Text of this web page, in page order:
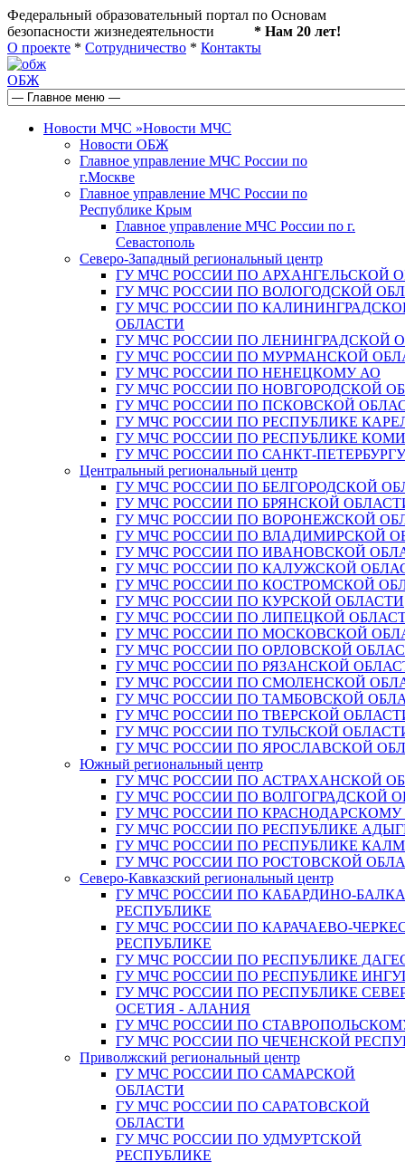
Федеральный образовательный портал по Основам
безопасности жизнедеятельности * Нам 20 лет!
О проекте * Сотрудничество * Контакты
ОБЖ
Новости МЧС »Новости МЧС
Новости ОБЖ
Главное управление МЧС России по
г.Москве
Главное управление МЧС России по
Республике Крым
Главное управление МЧС России по г.
Севастополь
Северо-Западный региональный центр
ГУ МЧС РОССИИ ПО АРХАНГЕЛЬСКОЙ
ГУ МЧС РОССИИ ПО ВОЛОГОДСКОЙ
ГУ МЧС РОССИИ ПО
ОБЛАСТИ
ГУ МЧС РОССИИ ПО ЛЕНИНГРАДСКОЙ
ГУ МЧС РОССИИ ПО МУРМАНСКОЙ
ГУ МЧС РОССИИ ПО НЕНЕЦКОМУ АО
ГУ МЧС РОССИИ ПО НОВГОРОДСКОЙ
ГУ МЧС РОССИИ ПО ПСКОВСКОЙ
ГУ МЧС РОССИИ ПО РЕСПУБЛИКЕ
ГУ МЧС РОССИИ ПО РЕСПУБЛИКЕ КОМИ
ГУ МЧС РОССИИ ПО САНКТ-ПЕТЕРБУРГУ
Центральный региональный центр
ГУ МЧС РОССИИ ПО БЕЛГОРОДСКОЙ
ГУ МЧС РОССИИ ПО БРЯНСКОЙ
ГУ МЧС РОССИИ ПО ВОРОНЕЖСКОЙ
ГУ МЧС РОССИИ ПО ВЛАДИМИРСКОЙ
ГУ МЧС РОССИИ ПО ИВАНОВСКОЙ
ГУ МЧС РОССИИ ПО КАЛУЖСКОЙ
ГУ МЧС РОССИИ ПО КОСТРОМСКОЙ
ГУ МЧС РОССИИ ПО КУРСКОЙ ОБЛАСТИ
ГУ МЧС РОССИИ ПО ЛИПЕЦКОЙ
ГУ МЧС РОССИИ ПО МОСКОВСКОЙ
ГУ МЧС РОССИИ ПО ОРЛОВСКОЙ
ГУ МЧС РОССИИ ПО РЯЗАНСКОЙ
ГУ МЧС РОССИИ ПО СМОЛЕНСКОЙ
ГУ МЧС РОССИИ ПО ТАМБОВСКОЙ
ГУ МЧС РОССИИ ПО ТВЕРСКОЙ
ГУ МЧС РОССИИ ПО ТУЛЬСКОЙ
ГУ МЧС РОССИИ ПО ЯРОСЛАВСКОЙ
Южный региональный центр
ГУ МЧС РОССИИ ПО АСТРАХАНСКОЙ
ГУ МЧС РОССИИ ПО ВОЛГОГРАДСКОЙ
ГУ МЧС РОССИИ ПО
ГУ МЧС РОССИИ ПО РЕСПУБЛИКЕ
ГУ МЧС РОССИИ ПО РЕСПУБЛИКЕ
ГУ МЧС РОССИИ ПО РОСТОВСКОЙ
Северо-Кавказский региональный центр
ГУ МЧС РОССИИ ПО КАБАРДИНО-
РЕСПУБЛИКЕ
ГУ МЧС РОССИИ ПО КАРАЧАЕВО-
РЕСПУБЛИКЕ
ГУ МЧС РОССИИ ПО РЕСПУБЛИКЕ
ГУ МЧС РОССИИ ПО РЕСПУБЛИКЕ
ГУ МЧС РОССИИ ПО РЕСПУБЛИКЕ
ОСЕТИЯ - АЛАНИЯ
ГУ МЧС РОССИИ ПО
ГУ МЧС РОССИИ ПО ЧЕЧЕНСКОЙ
Приволжский региональный центр
ГУ МЧС РОССИИ ПО САМАРСКОЙ
ОБЛАСТИ
ГУ МЧС РОССИИ ПО САРАТОВСКОЙ
ОБЛАСТИ
ГУ МЧС РОССИИ ПО УДМУРТСКОЙ
РЕСПУБЛИКЕ